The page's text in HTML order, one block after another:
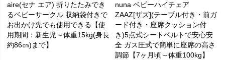
aire(セナ エア) 折りたたみでき
るベビーサークル 収納袋付きで
お出かけ先でも使用できる【使
用期間：新生児～体重15kg(身長
約86㎝)まで】
nuna ベビーハイチェア
ZAAZ[ザズ](テーブル付き・前ガ
ード付き・座席クッション付
き)5点式シートベルトで安心安
全 ガス圧式で簡単に座席の高さ
調節【7ヶ月頃～体重100kg】